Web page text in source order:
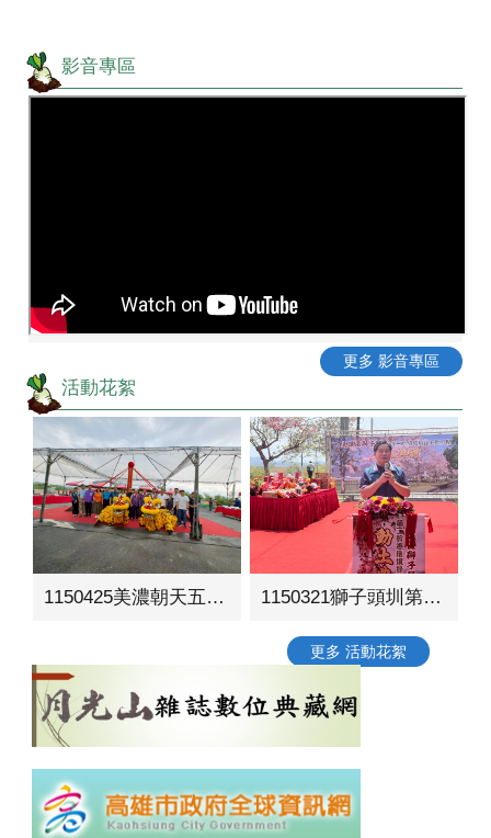
影音專區
更多 影音專區
活動花絮
1150425美濃朝天五穀宮周邊環境營造工程動土典禮 1150321獅子頭圳第二幹線環境綠美化工程動土典禮
更多 活動花絮